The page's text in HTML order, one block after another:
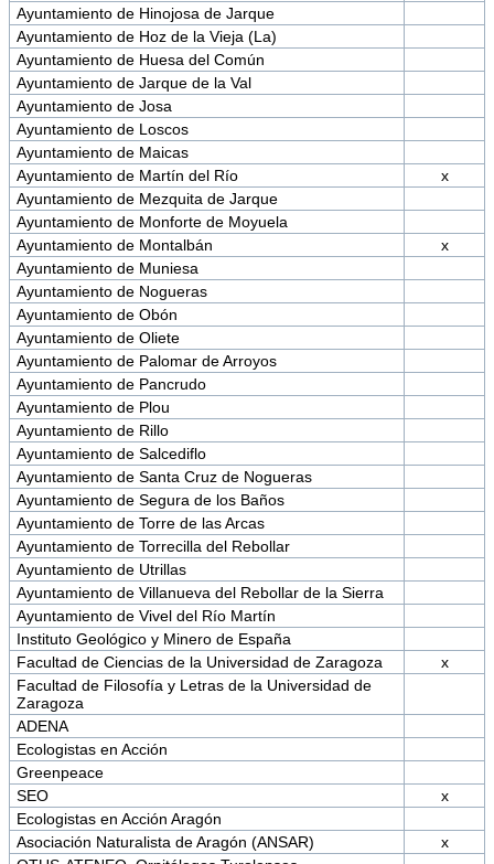
Ayuntamiento de Hinojosa de Jarque
Ayuntamiento de Hoz de la Vieja (La)
Ayuntamiento de Huesa del Común
Ayuntamiento de Jarque de la Val
Ayuntamiento de Josa
Ayuntamiento de Loscos
Ayuntamiento de Maicas
Ayuntamiento de Martín del Río
x
Ayuntamiento de Mezquita de Jarque
Ayuntamiento de Monforte de Moyuela
Ayuntamiento de Montalbán
x
Ayuntamiento de Muniesa
Ayuntamiento de Nogueras
Ayuntamiento de Obón
Ayuntamiento de Oliete
Ayuntamiento de Palomar de Arroyos
Ayuntamiento de Pancrudo
Ayuntamiento de Plou
Ayuntamiento de Rillo
Ayuntamiento de Salcediflo
Ayuntamiento de Santa Cruz de Nogueras
Ayuntamiento de Segura de los Baños
Ayuntamiento de Torre de las Arcas
Ayuntamiento de Torrecilla del Rebollar
Ayuntamiento de Utrillas
Ayuntamiento de Villanueva del Rebollar de la Sierra
Ayuntamiento de Vivel del Río Martín
Instituto Geológico y Minero de España
Facultad de Ciencias de la Universidad de Zaragoza
x
Facultad de Filosofía y Letras de la Universidad de
Zaragoza
ADENA
Ecologistas en Acción
Greenpeace
SEO
x
Ecologistas en Acción Aragón
Asociación Naturalista de Aragón (ANSAR)
x